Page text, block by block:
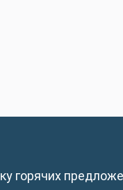
горячих